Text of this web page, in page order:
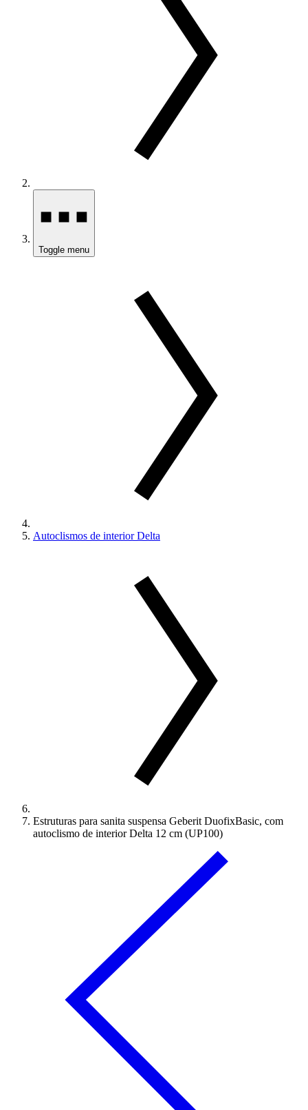
Toggle menu
Autoclismos de interior Delta
Estruturas para sanita suspensa Geberit DuofixBasic, com
autoclismo de interior Delta 12 cm (UP100)